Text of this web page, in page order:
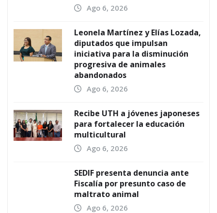
Ago 6, 2026
Leonela Martínez y Elías Lozada,
diputados que impulsan
iniciativa para la disminución
progresiva de animales
abandonados
Ago 6, 2026
Recibe UTH a jóvenes japoneses
para fortalecer la educación
multicultural
Ago 6, 2026
SEDIF presenta denuncia ante
Fiscalía por presunto caso de
maltrato animal
Ago 6, 2026